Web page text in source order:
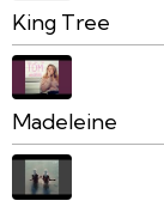
King Tree
Madeleine